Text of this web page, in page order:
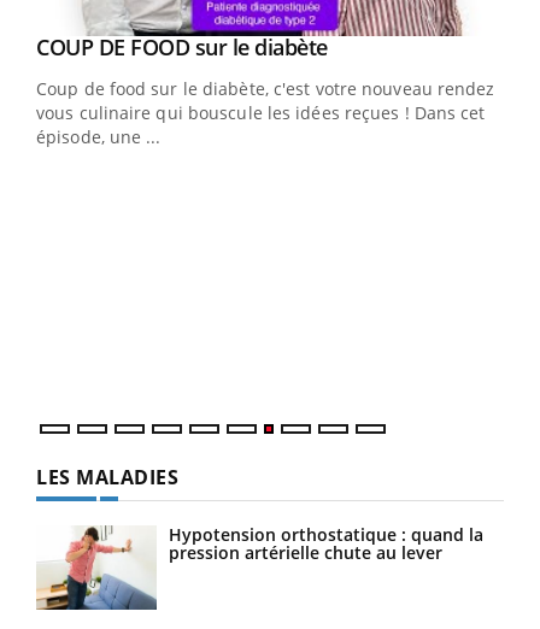
Youtube
COUP DE FOOD sur le diabèteYoutube
Coup de food sur le diabète, c'est votre nouveau rendez-
vous culinaire qui bouscule les idées reçues ! Dans cet
épisode, une ...
LES MALADIES
Hypotension orthostatique : quand la
pression artérielle chute au lever